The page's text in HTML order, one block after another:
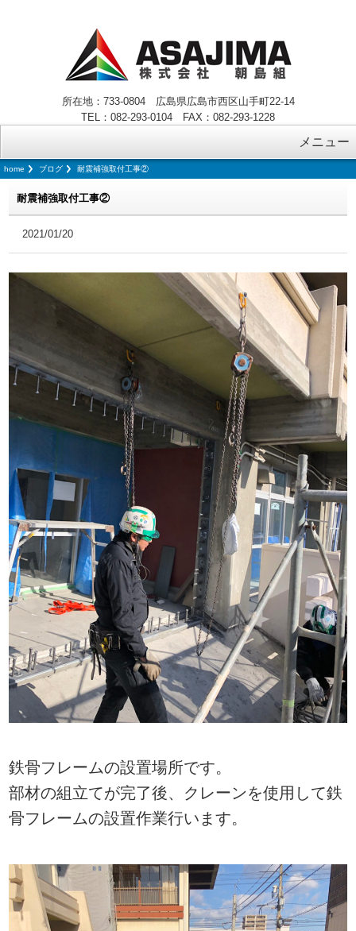
所在地：733-0804 広島県広島市西区山手町22-14
TEL：082-293-0104 FAX：082-293-1228
メニュー
home ブログ 耐震補強取付工事②
耐震補強取付工事②
2021/01/20
鉄骨フレームの設置場所です。
部材の組立てが完了後、クレーンを使用して鉄
骨フレームの設置作業行います。